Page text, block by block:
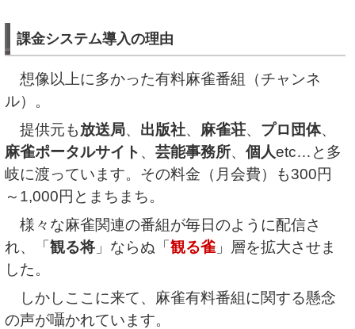
課金システム導入の理由
想像以上に多かった有料麻雀番組（チャンネ
ル）。
提供元も放送局、 出版社、 麻雀荘、 プロ団体、
麻雀ポータルサイト 、 芸能事務所、 個人etc…と多
岐に渡っています。その料金（月会費）も300円
～1,000円とまちまち。
様々な麻雀関連の番組が毎日のように配信さ
れ、「観る将 」ならぬ「観る雀 」層を拡大させま
した。
しかしここに来て、麻雀有料番組に関する懸念
の声が囁かれています。